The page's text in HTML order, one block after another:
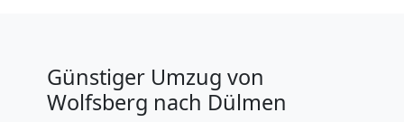
Günstiger Umzug von
Wolfsberg nach Dülmen